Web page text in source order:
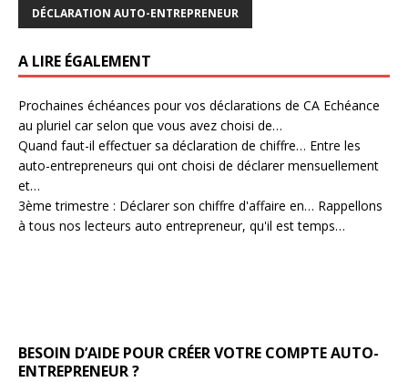
DÉCLARATION AUTO-ENTREPRENEUR
A LIRE ÉGALEMENT
Prochaines échéances pour vos déclarations de CA Echéance
au pluriel car selon que vous avez choisi de…
Quand faut-il effectuer sa déclaration de chiffre… Entre les
auto-entrepreneurs qui ont choisi de déclarer mensuellement
et…
3ème trimestre : Déclarer son chiffre d'affaire en… Rappellons
à tous nos lecteurs auto entrepreneur, qu'il est temps…
BESOIN D’AIDE POUR CRÉER VOTRE COMPTE AUTO-
ENTREPRENEUR ?